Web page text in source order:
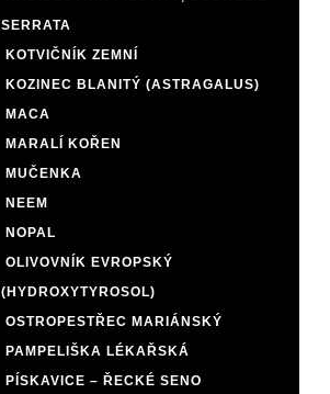
SERRATA
KOTVIČNÍK ZEMNÍ
KOZINEC BLANITÝ (ASTRAGALUS)
MACA
MARALÍ KOŘEN
MUČENKA
NEEM
NOPAL
OLIVOVNÍK EVROPSKÝ
(HYDROXYTYROSOL)
OSTROPESTŘEC MARIÁNSKÝ
PAMPELIŠKA LÉKAŘSKÁ
PÍSKAVICE – ŘECKÉ SENO